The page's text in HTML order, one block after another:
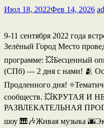
Июл 18, 2022Фев 14, 2026
9-11 сентября 2022 года
Зелёный Город Место
программе: 💥Бесценный
(СПб) — 2 дня с нами! 🫂
Продленного дня!
сообществ. 💥КРУТАЯ И
РАЗВЛЕКАТЕЛЬНАЯ
шоу 🎹🎶Живая музыка